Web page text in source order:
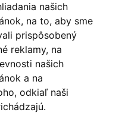
našich
na to, aby sme
prispôsobený
reklamy, na
našich
a na
odkiaľ naši
sa dovozom a
aj štýlového
u Berouna